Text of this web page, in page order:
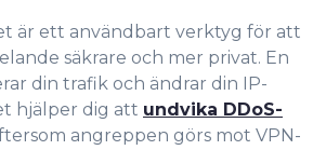
är ett användbart verktyg för att
säkrare och mer privat. En
din trafik och ändrar din IP-
hjälper dig att undvika DDoS-
angreppen görs mot VPN-